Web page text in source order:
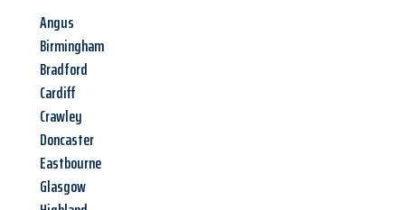
Angus
Birmingham
Bradford
Cardiff
Crawley
Doncaster
Eastbourne
Glasgow